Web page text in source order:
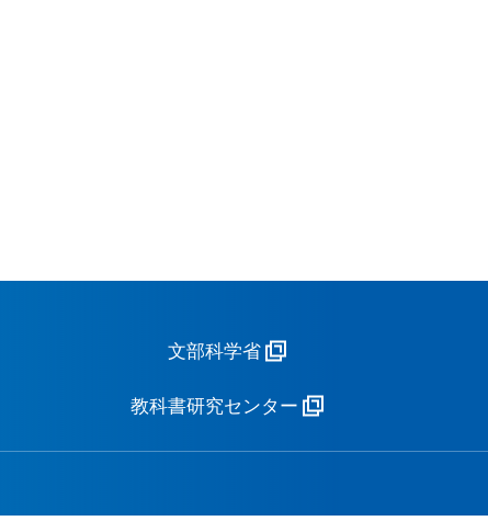
文部科学省
教科書研究センター